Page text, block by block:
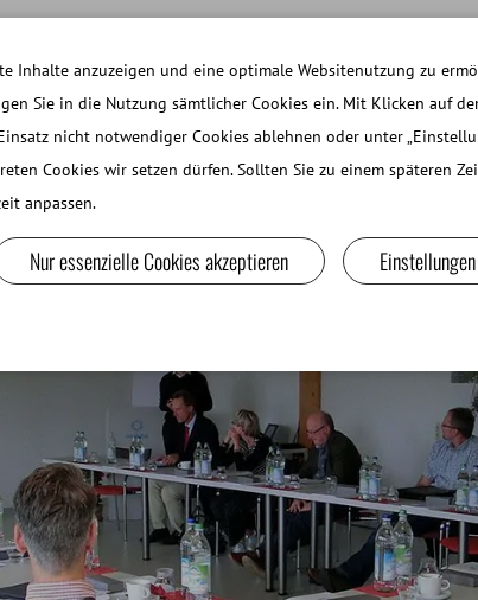
UND KAMELIDE LABORGERÄTE
Inhalte anzuzeigen und eine optimale Websitenutzung zu
Sie in die Nutzung sämtlicher Cookies ein. Mit Klicken auf
nicht notwendiger Cookies ablehnen oder unter
Cookies wir setzen dürfen. Sollten Sie zu einem späteren
anpassen.
Nur essenzielle Cookies akzeptieren